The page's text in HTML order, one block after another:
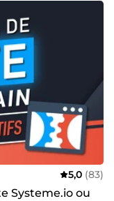
5,0 (83)
Systeme.io ou